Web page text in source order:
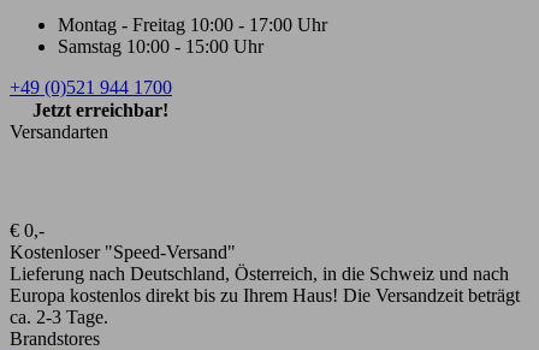
Montag - Freitag 10:00 - 17:00 Uhr
Samstag 10:00 - 15:00 Uhr
+49 (0)521 944 1700
Jetzt erreichbar!
Versandarten
€ 0,-
Kostenloser "Speed-Versand"
Lieferung nach Deutschland, Österreich, in die Schweiz und nach
Europa kostenlos direkt bis zu Ihrem Haus! Die Versandzeit beträgt
ca. 2-3 Tage.
Brandstores